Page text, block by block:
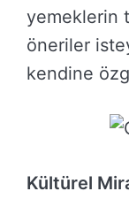
yemeklerin
öneriler
kendine
Kültürel